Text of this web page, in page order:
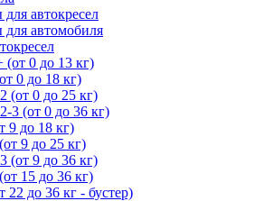
автокресел
для автомобиля
(от 0 до 13 кг)
0 до 18 кг)
(от 0 до 25 кг)
3 (от 0 до 36 кг)
9 до 18 кг)
9 до 25 кг)
(от 9 до 36 кг)
15 до 36 кг)
22 до 36 кг - бустер)